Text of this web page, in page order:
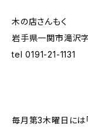
木の店さんもく
岩手県一関市滝沢
tel 0191-21-1131
毎月第3木曜日には